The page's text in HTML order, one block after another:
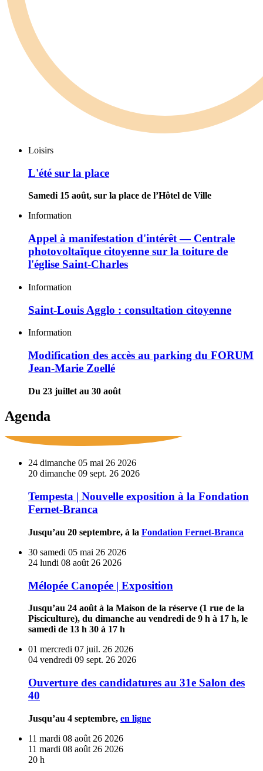
L'été
la
place
Loisirs
L'été sur la place
Samedi 15 août, sur la place de l’Hôtel de Ville
Appel
manifestation
d'intérêt
—
Centrale
citoyenne
la
de
Saint-
Charles
Information
Appel à manifestation d'intérêt — Centrale
photovoltaïque citoyenne sur la toiture de
l'église Saint-Charles
Saint-
Agglo
:
consultation
Information
Saint-Louis Agglo : consultation citoyenne
Modification
accès
au
parking
FORUM
Marie
Information
Modification des accès au parking du FORUM
Jean-Marie Zoellé
Du 23 juillet au 30 août
Agenda
En
savoir
sur
Tempesta
|
exposition
à
la
Fondation
Fernet-
Branca
24 dimanche 05 mai 26 2026
20 dimanche 09 sept. 26 2026
Tempesta | Nouvelle exposition à la Fondation
Fernet-Branca
Jusqu’au 20 septembre, à la Fondation Fernet-Branca
En
savoir
sur
Mélopée
Canopée
|
Exposition
30 samedi 05 mai 26 2026
24 lundi 08 août 26 2026
Mélopée Canopée | Exposition
Jusqu’au 24 août à la Maison de la réserve (1 rue de la
Pisciculture), du dimanche au vendredi de 9 h à 17 h, le
samedi de 13 h 30 à 17 h
En
savoir
sur
Ouverture
des
au
31e
Salon
des
40
01 mercredi 07 juil. 26 2026
04 vendredi 09 sept. 26 2026
Ouverture des candidatures au 31e Salon des
40
Jusqu’au 4 septembre, en ligne
En
savoir
plus
11 mardi 08 août 26 2026
11 mardi 08 août 26 2026
20 h